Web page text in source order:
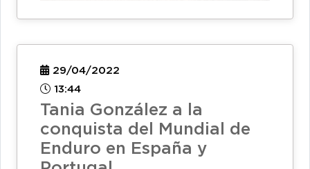
29/04/2022
13:44
Tania González a la
conquista del Mundial de
Enduro en España y